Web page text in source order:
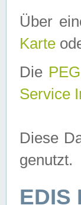
Über
Karte
Die
Service
Diese
genutzt.
EDIS